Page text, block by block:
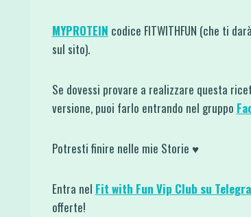
MYPROTEIN codice FITWITHFUN (che ti
sul sito).
Se dovessi provare a realizzare questa
versione, puoi farlo entrando nel gruppo
Potresti finire nelle mie Storie ♥
Entra nel Fit with Fun Vip Club su
offerte!